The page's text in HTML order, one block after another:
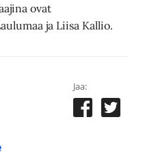
ovat
ja Liisa Kallio.
Jaa: